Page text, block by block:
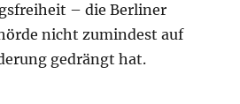
– die Berliner
nicht zumindest auf
gedrängt hat.